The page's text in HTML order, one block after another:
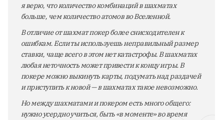
я верю, что количество комбинаций в шахматах
больше, чем количество атомов во Вселенной.
В отличие от шахмат покер более снисходителен к
ошибкам. Если ты используешь неправильный размер
ставки, чаще всего в этом нет катастрофы. В шахматах
любая неточность может привести к концу игры. В
покере можно выкинуть карты, подумать над раздачей
и приступить к новой — в шахматах такое невозможно.
Но между шахматами и покером есть много общего:
нужно усердно учиться, быть «в моменте» во время